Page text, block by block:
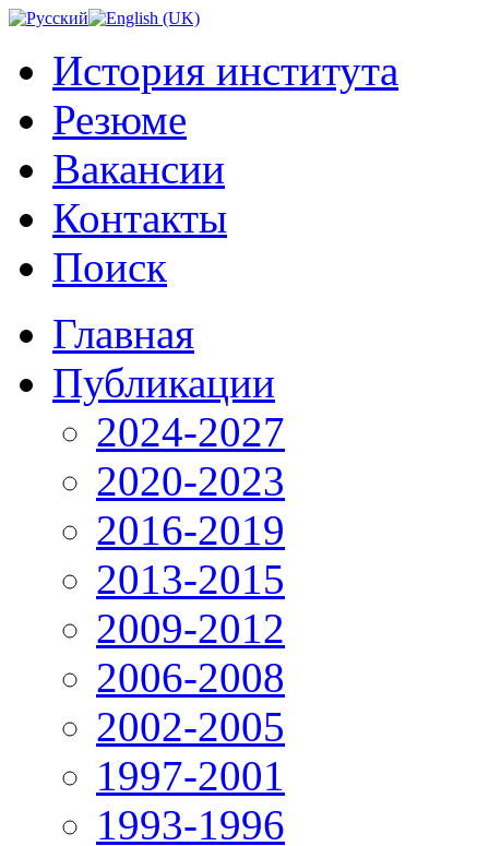
История института
Резюме
Вакансии
Контакты
Поиск
Главная
Публикации
2024-2027
2020-2023
2016-2019
2013-2015
2009-2012
2006-2008
2002-2005
1997-2001
1993-1996